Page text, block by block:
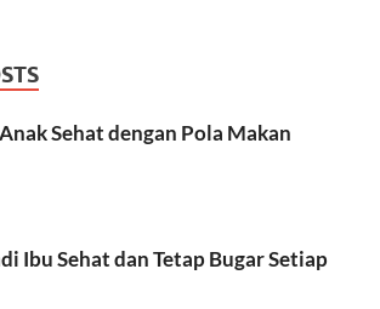
Sehat dengan Pola Makan
Ibu Sehat dan Tetap Bugar Setiap